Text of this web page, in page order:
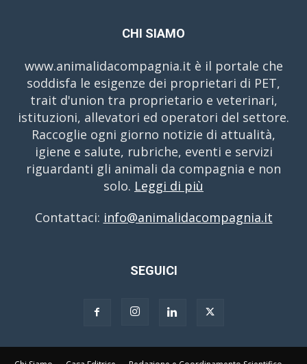
CHI SIAMO
www.animalidacompagnia.it è il portale che
soddisfa le esigenze dei proprietari di PET,
trait d'union tra proprietario e veterinari,
istituzioni, allevatori ed operatori del settore.
Raccoglie ogni giorno notizie di attualità,
igiene e salute, rubriche, eventi e servizi
riguardanti gli animali da compagnia e non
solo. Leggi di più
Contattaci: info@animalidacompagnia.it
SEGUICI